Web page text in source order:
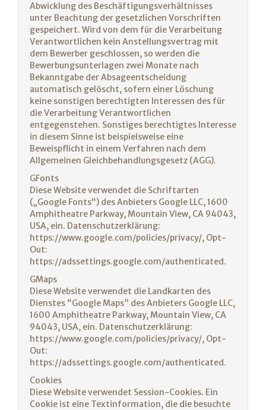
Abwicklung des Beschäftigungsverhältnisses
unter Beachtung der gesetzlichen Vorschriften
gespeichert. Wird von dem für die Verarbeitung
Verantwortlichen kein Anstellungsvertrag mit
dem Bewerber geschlossen, so werden die
Bewerbungsunterlagen zwei Monate nach
Bekanntgabe der Absageentscheidung
automatisch gelöscht, sofern einer Löschung
keine sonstigen berechtigten Interessen des für
die Verarbeitung Verantwortlichen
entgegenstehen. Sonstiges berechtigtes Interesse
in diesem Sinne ist beispielsweise eine
Beweispflicht in einem Verfahren nach dem
Allgemeinen Gleichbehandlungsgesetz (AGG).
GFonts
Diese Website verwendet die Schriftarten
(„Google Fonts“) des Anbieters Google LLC, 1600
Amphitheatre Parkway, Mountain View, CA 94043,
USA, ein. Datenschutzerklärung:
https://www.google.com/policies/privacy/, Opt-
Out:
https://adssettings.google.com/authenticated.
GMaps
Diese Website verwendet die Landkarten des
Dienstes “Google Maps” des Anbieters Google LLC,
1600 Amphitheatre Parkway, Mountain View, CA
94043, USA, ein. Datenschutzerklärung:
https://www.google.com/policies/privacy/, Opt-
Out:
https://adssettings.google.com/authenticated.
Cookies
Diese Website verwendet Session-Cookies. Ein
Cookie ist eine Textinformation, die die besuchte